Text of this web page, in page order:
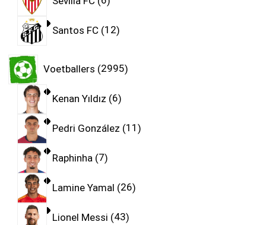
Santos FC 12
Voetballers 2995
Kenan Yıldız 6
Pedri González 11
Raphinha 7
Lamine Yamal 26
Lionel Messi 43